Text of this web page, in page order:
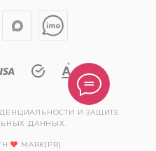
И ЗАЩИТЕ
ДАННЫХ.
MARK[PR]